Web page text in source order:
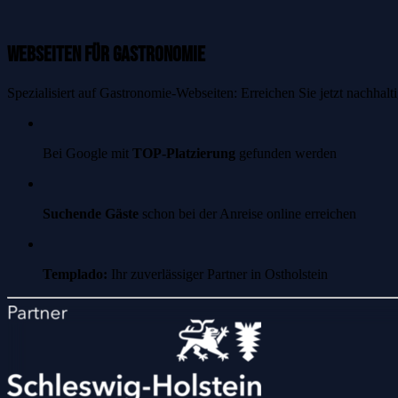
Webseiten für Gastronomie
Spezialisiert auf Gastronomie-Webseiten: Erreichen Sie jetzt
Bei Google mit TOP-Platzierung gefunden werden
Suchende Gäste schon bei der Anreise online erreichen
Templado: Ihr zuverlässiger Partner in Ostholstein